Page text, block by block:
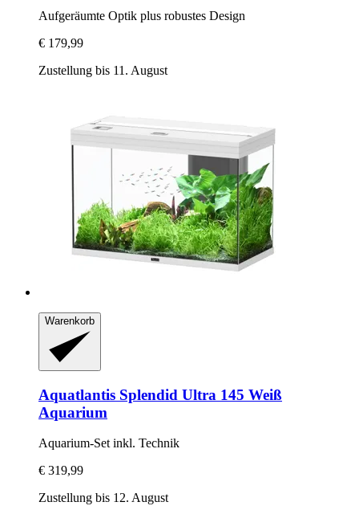
Aufgeräumte Optik plus robustes Design
€ 179,99
Zustellung bis 11. August
Warenkorb
Aquatlantis Splendid Ultra 145 Weiß
Aquarium
Aquarium-​Set inkl. Technik
€ 319,99
Zustellung bis 12. August